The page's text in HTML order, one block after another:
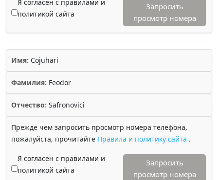
Я согласен с правилами и
политикой сайта
Запросить
просмотр номера
Имя: Cojuhari
Фамилия: Feodor
Отчество: Safronovici
Прежде чем запросить просмотр номера телефона,
пожалуйста, прочитайте Правила и политику сайта .
Я согласен с правилами и
политикой сайта
Запросить
просмотр номера